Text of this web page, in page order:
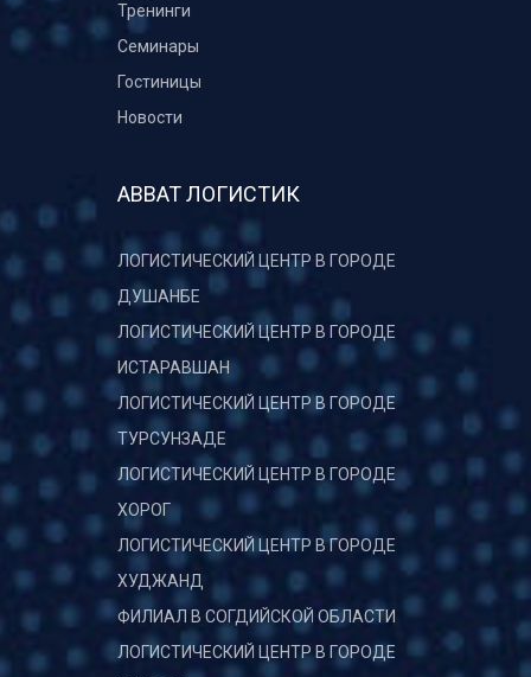
Тренинги
Семинары
Гостиницы
Новости
АВВАТ ЛОГИСТИК
ЛОГИСТИЧЕСКИЙ ЦЕНТР В ГОРОДЕ
ДУШАНБЕ
ЛОГИСТИЧЕСКИЙ ЦЕНТР В ГОРОДЕ
ИСТАРАВШАН
ЛОГИСТИЧЕСКИЙ ЦЕНТР В ГОРОДЕ
ТУРСУНЗАДЕ
ЛОГИСТИЧЕСКИЙ ЦЕНТР В ГОРОДЕ
ХОРОГ
ЛОГИСТИЧЕСКИЙ ЦЕНТР В ГОРОДЕ
ХУДЖАНД
ФИЛИАЛ В СОГДИЙСКОЙ ОБЛАСТИ
ЛОГИСТИЧЕСКИЙ ЦЕНТР В ГОРОДЕ